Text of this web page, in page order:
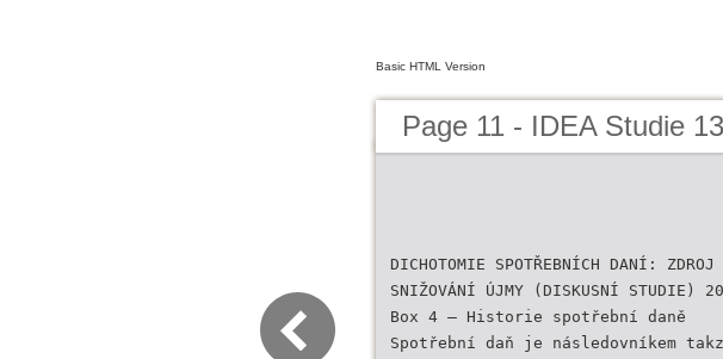
Basic HTML Version
Page 11 - IDEA Studie
DICHOTOMIE SPOTŘEBNÍCH DANÍ: ZDROJ
SNIŽOVÁNÍ ÚJMY (DISKUSNÍ STUDIE)
Box 4 – Historie spotřební daně
Spotřební daň je následovníkem